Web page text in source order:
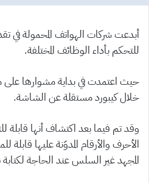
أبدعت شركات الهواتف المحمولة في
للتحكم بأداء الوظائف المختلفة.
حيث اعتمدت في بداية مشوارها على
خلال كيبورد مستقلة عن الشاشة.
وقد تم فيما بعد اكتشاف أنها قابلة
الأحرف والأرقام المدوّنة عليها
المجهد غير السلس عند الحاجة